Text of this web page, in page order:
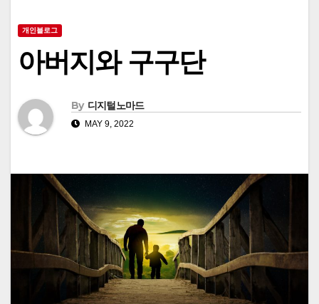
개인블로그
아버지와 구구단
By 디지털노마드
MAY 9, 2022